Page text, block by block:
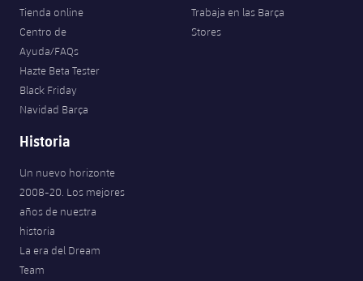
Tienda online
Centro de
Ayuda/FAQs
Hazte Beta Tester
Black Friday
Navidad Barça
Trabaja en las Barça
Stores
Historia
Un nuevo horizonte
2008-20. Los mejores
años de nuestra
historia
La era del Dream
Team